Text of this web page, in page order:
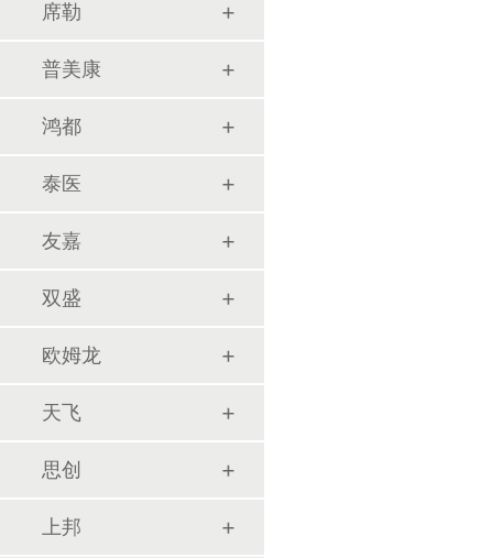
席勒
普美康
鸿都
泰医
友嘉
双盛
欧姆龙
天飞
思创
上邦